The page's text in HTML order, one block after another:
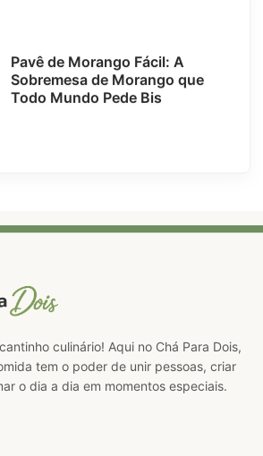
Pavê de Morango Fácil: A
Sobremesa de Morango que
Todo Mundo Pede Bis
culinário! Aqui no Chá Para Dois,
tem o poder de unir pessoas, criar
o dia a dia em momentos especiais.